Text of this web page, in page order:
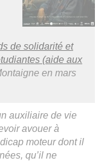
de solidarité et
(aide aux
en mars
auxiliaire de vie
avouer à
moteur dont il
qu’il ne